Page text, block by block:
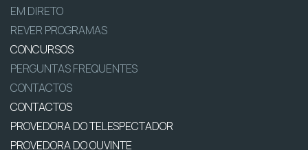
EM DIRETO
REVER PROGRAMAS
CONCURSOS
PERGUNTAS FREQUENTES
CONTACTOS
CONTACTOS
PROVEDORA DO TELESPECTADOR
PROVEDORA DO OUVINTE